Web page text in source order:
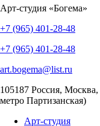
Арт-студия «Богема»
+7 (965) 401-28-48
+7 (965) 401-28-48
art.bogema@list.ru
105187 Россия, Москва,
метро Партизанская)
Арт-студия